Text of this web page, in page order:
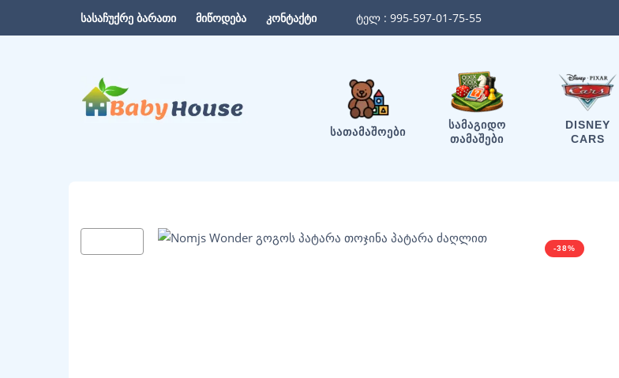
სასაჩუქრე ბარათი მიწოდება კონტაქტი ტელ : 995-597-01-75-55
ᲡᲐᲗᲐᲛᲐᲨᲝᲔᲑᲘ
ᲡᲐᲛᲐᲒᲘᲓᲝ
ᲗᲐᲛᲐᲨᲔᲑᲘ
DISNEY
CARS
-38%